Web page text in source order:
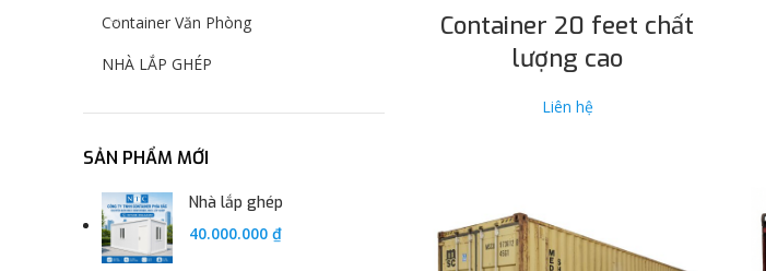
Container Văn Phòng
NHÀ LẮP GHÉP
SẢN PHẨM MỚI
Nhà lắp ghép
40.000.000 ₫
ĐỌC TIẾP
Container 20 feet chất
lượng cao
Liên hệ